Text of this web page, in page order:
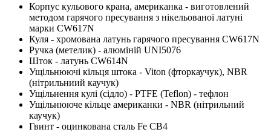
Корпус кульового крана, американка - виготовлений
методом гарячого пресування з нікельованої латуні
марки CW617N
Куля - хромована латунь гарячого пресування CW617N
Ручка (метелик) - алюміній UNI5076
Шток - латунь CW614N
Ущільнюючі кільця штока - Viton (фторкаучук), NBR
(нітрильниий каучук)
Ущільнення кулі (сідло) - PTFE (Teflon) - тефлон
Ущільнююче кільце американки - NBR (нітрильний
каучук)
Гвинт - оцинкована сталь Fe CB4